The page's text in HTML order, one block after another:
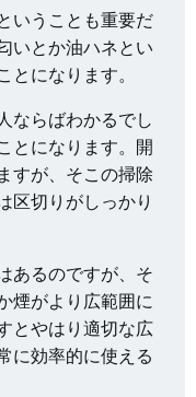
いうことも重要だ
いとか油ハネとい
とになります。
ならばわかるでし
とになります。開
すが、そこの掃除
区切りがしっかり
あるのですが、そ
煙がより広範囲に
とやはり適切な広
に効率的に使える